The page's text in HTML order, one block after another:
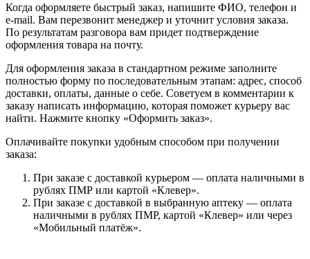
Когда оформляете быстрый заказ, напишите ФИО, телефон и
e-mail. Вам перезвонит менеджер и уточнит условия заказа.
По результатам разговора вам придет подтверждение
оформления товара на почту.
Для оформления заказа в стандартном режиме заполните
полностью форму по последовательным этапам: адрес, способ
доставки, оплаты, данные о себе. Советуем в комментарии к
заказу написать информацию, которая поможет курьеру вас
найти. Нажмите кнопку «Оформить заказ».
Оплачивайте покупки удобным способом при получении
заказа:
При заказе с доставкой курьером — оплата наличными в
рублях ПМР или картой «Клевер».
При заказе с доставкой в выбранную аптеку — оплата
наличными в рублях ПМР, картой «Клевер» или через
«Мобильный платёж».